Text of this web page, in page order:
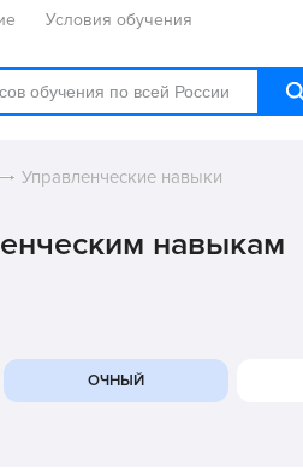
Условия обучения
Управленческие навыки
навыкам
ОЧНЫЙ